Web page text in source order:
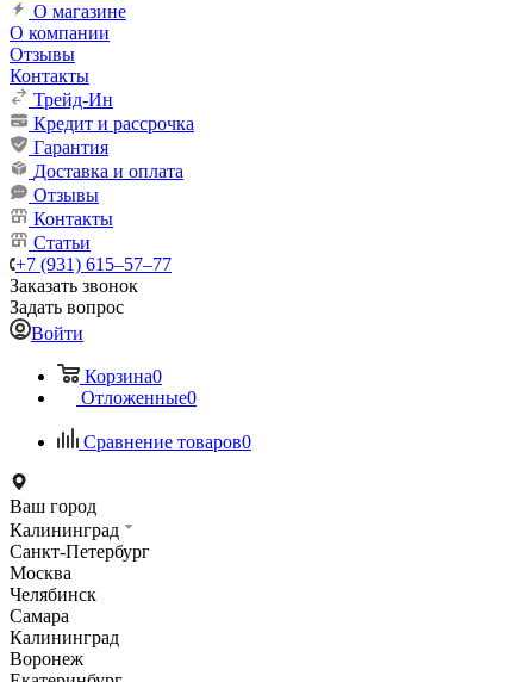
О магазине
О компании
Отзывы
Контакты
Трейд-Ин
Кредит и рассрочка
Гарантия
Доставка и оплата
Отзывы
Контакты
Статьи
+7 (931) 615‒57‒77
Заказать звонок
Задать вопрос
Войти
Корзина0
Отложенные0
Сравнение товаров0
Ваш город
Калининград
Санкт-Петербург
Москва
Челябинск
Самара
Калининград
Воронеж